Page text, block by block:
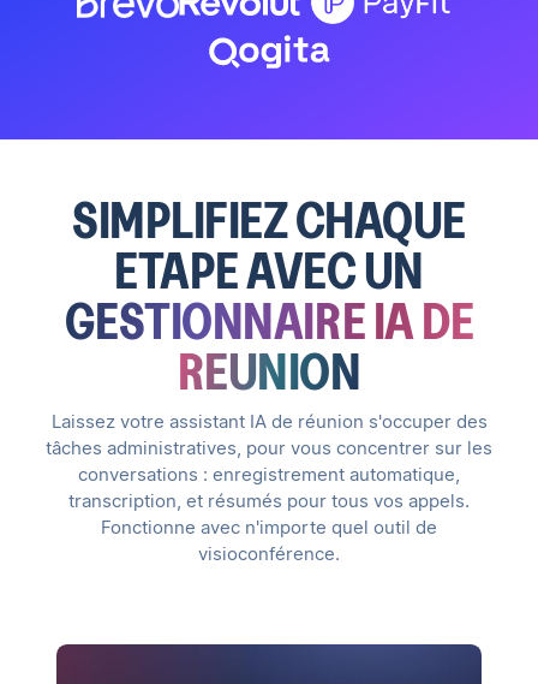
SIMPLIFIEZ CHAQUE
ETAPE AVEC UN
GESTIONNAIRE IA DE
REUNION
Laissez votre assistant IA de réunion s'occuper des
tâches administratives, pour vous concentrer sur les
conversations : enregistrement automatique,
transcription, et résumés pour tous vos appels.
Fonctionne avec n'importe quel outil de
visioconférence.